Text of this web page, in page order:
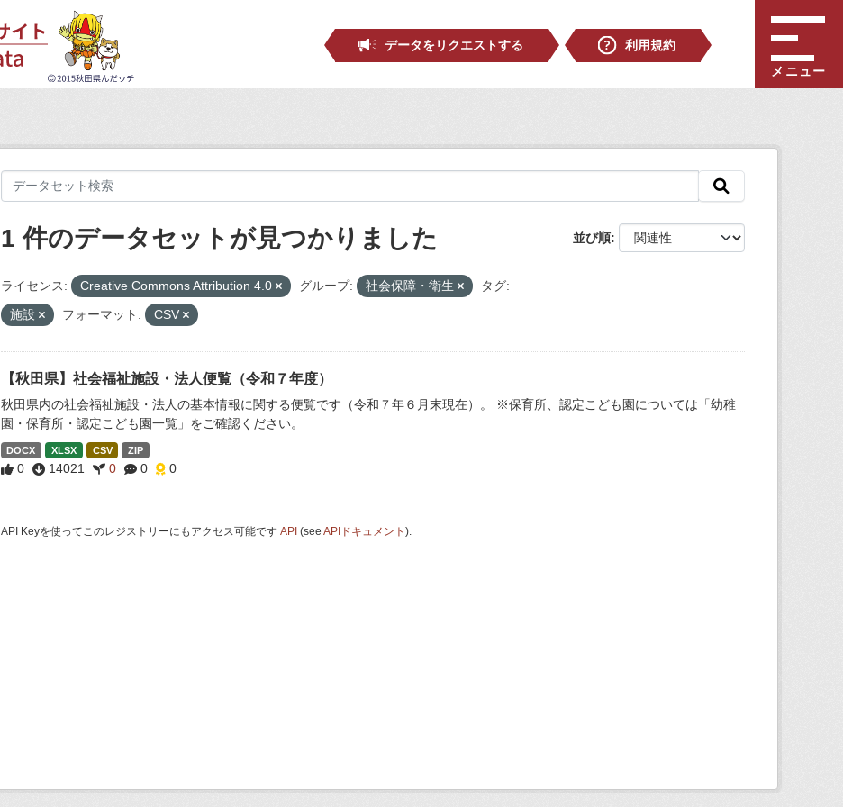
データをリクエストする
利用規約
メニュー
並び順
1 件のデータセットが見つかりました
ライセンス: Creative Commons Attribution 4.0 グループ: 社会保障・衛生
タグ:
施設
フォーマット: CSV
【秋田県】社会福祉施設・法人便覧（令和７年度）
秋田県内の社会福祉施設・法人の基本情報に関する便覧です（令和７年６月末現在）。 ※保育所、認定こども園については「幼稚
園・保育所・認定こども園一覧」をご確認ください。
DOCX XLSX CSV ZIP
0 14021 0 0 0
API Keyを使ってこのレジストリーにもアクセス可能です API (see APIドキュメント ).